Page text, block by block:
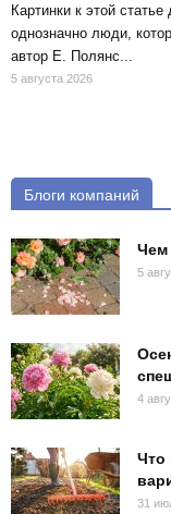
Картинки к этой
однозначно люди,
автор Е. Полянс...
5 августа 2026
Блоги компаний
Чем
5
4
Что
31